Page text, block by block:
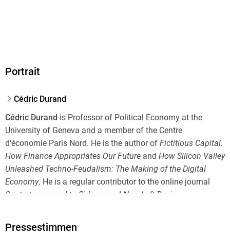
Portrait
Cédric Durand
Cédric Durand is Professor of Political Economy at the
University of Geneva and a member of the Centre
d'économie Paris Nord. He is the author of Fictitious Capital.
How Finance Appropriates Our Futureand How Silicon Valley
Unleashed Techno-Feudalism: The Making of the Digital
Economy. He is a regular contributor to the online journal
Contretemps and to Sidecar and New Left Review.
David Broder
contributing editor for
Pressestimmen